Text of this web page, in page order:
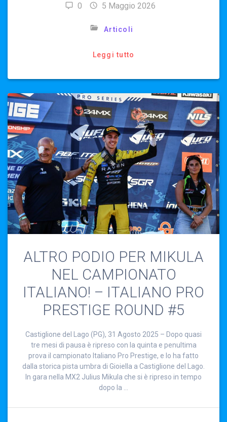
0 5 Maggio 2026
Articoli
Leggi tutto
ALTRO PODIO PER MIKULA
NEL CAMPIONATO
ITALIANO! – ITALIANO PRO
PRESTIGE ROUND #5
Castiglione del Lago (PG), 31 Agosto 2025 – Dopo quasi
tre mesi di pausa è ripreso con la quinta e penultima
prova il campionato Italiano Pro Prestige, e lo ha fatto
dalla storica pista umbra di Gioiella a Castiglione del Lago.
In gara nella MX2 Julius Mikula che si è ripreso in tempo
dopo la …